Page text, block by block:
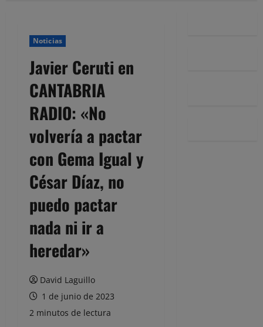
Noticias
Javier Ceruti en
CANTABRIA
RADIO: «No
volvería a pactar
con Gema Igual y
César Díaz, no
puedo pactar
nada ni ir a
heredar»
David Laguillo
1 de junio de 2023
2 minutos de lectura